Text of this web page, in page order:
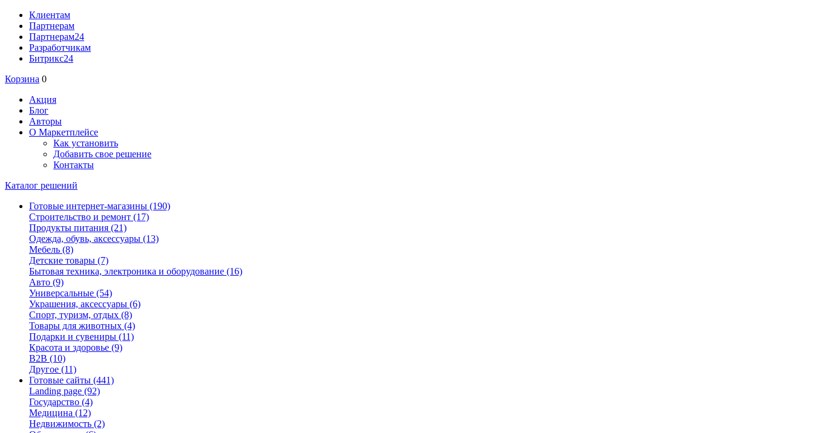
Клиентам
Партнерам
Партнерам24
Разработчикам
Битрикс24
Корзина 0
Акция
Блог
Авторы
О Маркетплейсе
Как установить
Добавить свое решение
Контакты
Каталог решений
Готовые интернет-магазины (190)
Строительство и ремонт (17)
Продукты питания (21)
Одежда, обувь, аксессуары (13)
Мебель (8)
Детские товары (7)
Бытовая техника, электроника и оборудование (16)
Авто (9)
Универсальные (54)
Украшения, аксессуары (6)
Спорт, туризм, отдых (8)
Товары для животных (4)
Подарки и сувениры (11)
Красота и здоровье (9)
B2B (10)
Другое (11)
Готовые сайты (441)
Landing page (92)
Государство (4)
Медицина (12)
Недвижимость (2)